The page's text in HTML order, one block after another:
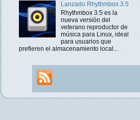
Lanzado Rhythmbox 3.5
Rhythmbox 3.5 es la
nueva versión del
veterano reproductor de
música para Linux, ideal
para usuarios que
prefieren el almacenamiento local...